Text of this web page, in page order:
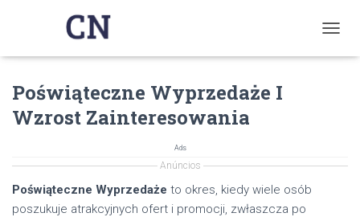
O
Poświąteczne Wyprzedaże I
Wzrost Zainteresowania
Ads
Anúncios
Poświąteczne Wyprzedaże to okres, kiedy wiele osób
poszukuje atrakcyjnych ofert i promocji, zwłaszcza po